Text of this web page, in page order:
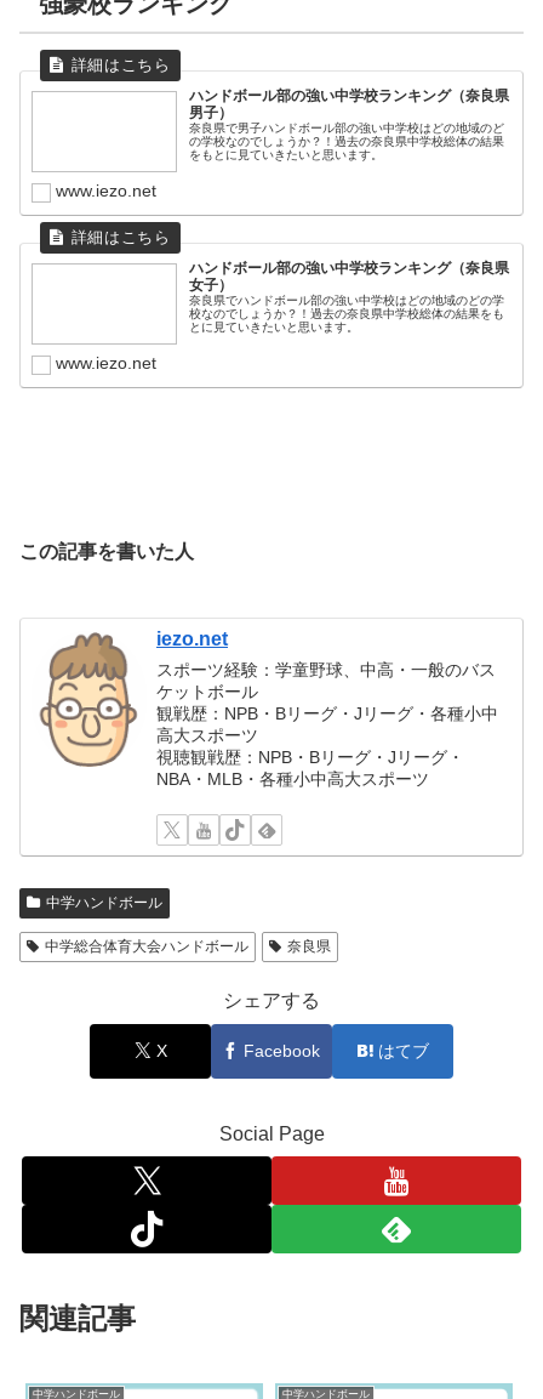
ハンドボール部の強い中学校ランキング（奈良県
男子）
奈良県で男子ハンドボール部の強い中学校はどの地域のど
の学校なのでしょうか？！過去の奈良県中学校総体の結果
をもとに見ていきたいと思います。
www.iezo.net
ハンドボール部の強い中学校ランキング（奈良県
女子）
奈良県でハンドボール部の強い中学校はどの地域のどの学
校なのでしょうか？！過去の奈良県中学校総体の結果をも
とに見ていきたいと思います。
www.iezo.net
この記事を書いた人
iezo.net
スポーツ経験：学童野球、中高・一般のバス
ケットボール
観戦歴：NPB・Bリーグ・Jリーグ・各種小中
高大スポーツ
視聴観戦歴：NPB・Bリーグ・Jリーグ・
NBA・MLB・各種小中高大スポーツ
中学ハンドボール
中学総合体育大会ハンドボール 奈良県
シェアする
X Facebook はてブ
Social Page
関連記事
中学ハンドボール 中学ハンドボール